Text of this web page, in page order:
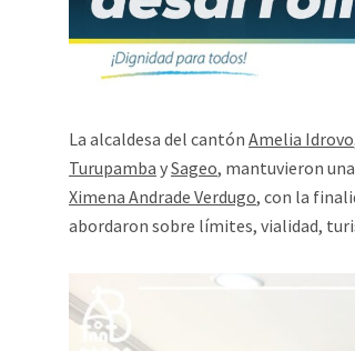
La alcaldesa del cantón Amelia Idrovo
Turupamba ySageo, mantuvieron
Ximena Andrade Verdugo, con la
abordaron sobre límites, vialidad,